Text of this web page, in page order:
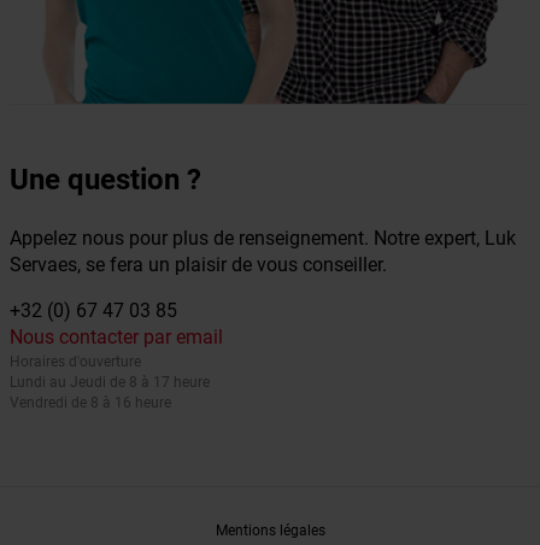
Une question ?
Appelez nous pour plus de renseignement. Notre expert, Luk
Servaes, se fera un plaisir de vous conseiller.
+32 (0) 67 47 03 85
Nous contacter par email
Horaires d'ouverture
Lundi au Jeudi de 8 à 17 heure
Vendredi de 8 à 16 heure
Mentions légales